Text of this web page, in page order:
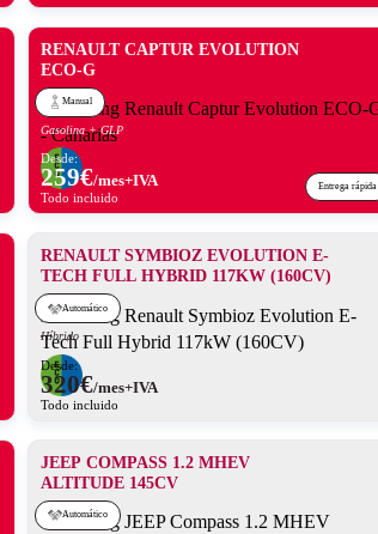
RENAULT CAPTUR EVOLUTION
ECO-G
Manual
Gasolina + GLP
Desde:
259€/mes+IVA
Todo incluido
Entrega rápida
RENAULT SYMBIOZ EVOLUTION E-
TECH FULL HYBRID 117KW (160CV)
Automático
Híbrido
Desde:
320€/mes+IVA
Todo incluido
JEEP COMPASS 1.2 MHEV
ALTITUDE 145CV
Automático